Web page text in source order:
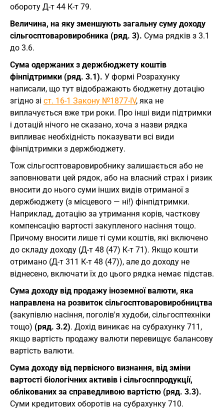
обороту Д-т 44 К-т 79.
Величина, на яку зменшують загальну суму доходу
сільгосптоваровиробника (ряд. 3). Сума рядків з 3.1
до 3.6.
Сума одержаних з держбюджету коштів
фінпідтримки (ряд. 3.1). У формі Розрахунку
написали, що тут відображають бюджетну дотацію
згідно зі ст. 16-1 Закону №1877-IV, яка не
виплачується вже три роки. Про інші види підтримки
і дотацій нічого не сказано, хоча з назви рядка
випливає необхідність показувати всі види
фінпідтримки з держбюджету.
Тож сільгосптоваровиробнику залишається або не
заповнювати цей рядок, або на власний страх і ризик
вносити до нього суми інших видів отриманої з
держбюджету (з місцевого — ні!) фінпідтримки.
Наприклад, дотацію за утримання корів, часткову
компенсацію вартості закупленого насіння тощо.
Причому вносити лише ті суми коштів, які включено
до складу доходу (Д-т 48 (47) К-т 71). Якщо кошти
отримано (Д-т 311 К-т 48 (47)), але до доходу не
віднесено, включати їх до цього рядка немає підстав.
Сума доходу від продажу іноземної валюти, яка
направлена на розвиток сільгосптоваровиробництва
(закупівлю насіння, поголів'я худоби, сільгосптехніки
тощо) (ряд. 3.2). Дохід виникає на субрахунку 711,
якщо вартість продажу валюти перевищує балансову
вартість валюти.
Сума доходу від первісного визнання, від зміни
вартості біологічних активів і сільгосппродукції,
облікованих за справедливою вартістю (ряд. 3.3).
Суми кредитових оборотів на субрахунку 710.